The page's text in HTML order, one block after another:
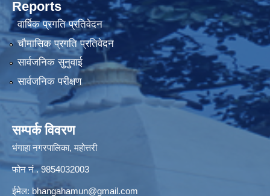
Reports
वार्षिक प्रगति प्रतिवेदन
चौमासिक प्रगति प्रतिवेदन
सार्वजनिक सुनुवाई
सार्वजनिक परीक्षण
सम्पर्क विवरण
भंगाहा नगरपालिका, महोत्तरी
फोन नं . 9854032003
ईमेल: bhangahamun@gmail.com